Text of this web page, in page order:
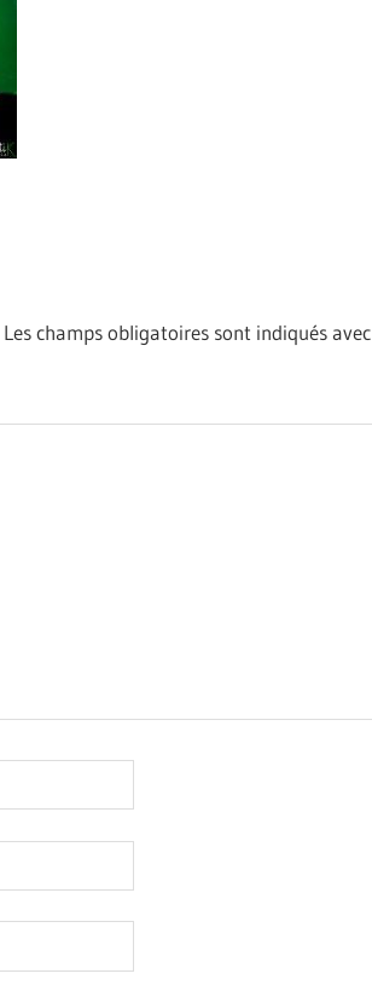
Les champs obligatoires sont indiqués avec